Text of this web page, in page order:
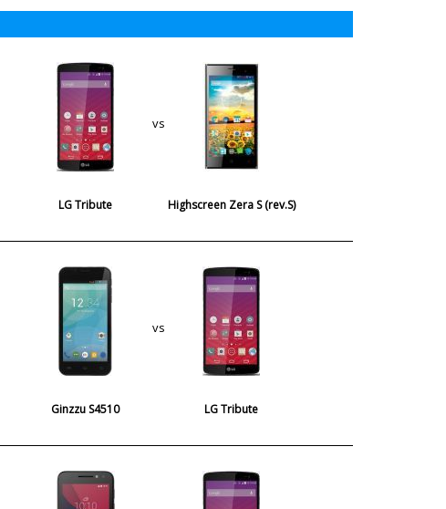
LG Tribute
vs
Highscreen Zera S (rev.S)
Ginzzu S4510
vs
LG Tribute